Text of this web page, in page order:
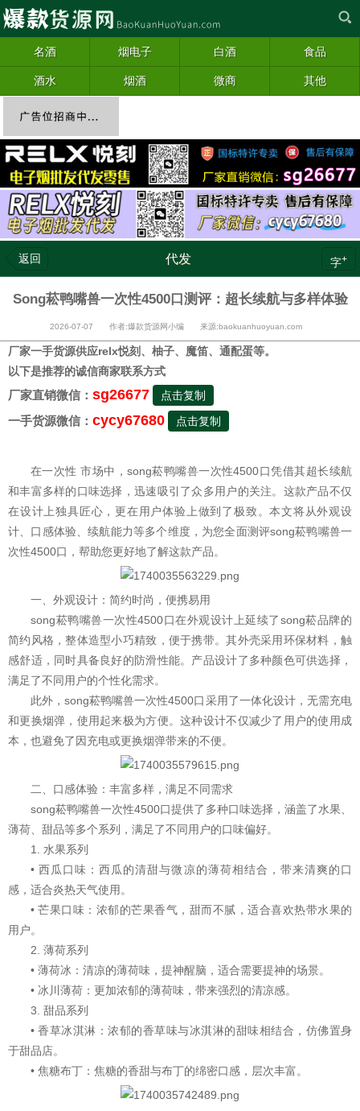
名酒 烟电子 白酒 食品
酒水 烟酒 微商 其他
返回 代发 字+
Song菘鸭嘴兽一次性4500口测评：超长续航与多样体验
2026-07-07 作者:爆款货源网小编 来源:baokuanhuoyuan.com
厂家一手货源供应relx悦刻、柚子、魔笛、通配蛋等。
以下是推荐的诚信商家联系方式
厂家直销微信： sg26677 点击复制
一手货源微信： cycy67680 点击复制
在一次性 市场中，song菘鸭嘴兽一次性4500口凭借其超长续航
和丰富多样的口味选择，迅速吸引了众多用户的关注。这款产品不仅
在设计上独具匠心，更在用户体验上做到了极致。本文将从外观设
计、口感体验、续航能力等多个维度，为您全面测评song菘鸭嘴兽一
次性4500口，帮助您更好地了解这款产品。
一、外观设计：简约时尚，便携易用
song菘鸭嘴兽一次性4500口在外观设计上延续了song菘品牌的
简约风格，整体造型小巧精致，便于携带。其外壳采用环保材料，触
感舒适，同时具备良好的防滑性能。产品设计了多种颜色可供选择，
满足了不同用户的个性化需求。
此外，song菘鸭嘴兽一次性4500口采用了一体化设计，无需充电
和更换烟弹，使用起来极为方便。这种设计不仅减少了用户的使用成
本，也避免了因充电或更换烟弹带来的不便。
二、口感体验：丰富多样，满足不同需求
song菘鸭嘴兽一次性4500口提供了多种口味选择，涵盖了水果、
薄荷、甜品等多个系列，满足了不同用户的口味偏好。
1. 水果系列
• 西瓜口味：西瓜的清甜与微凉的薄荷相结合，带来清爽的口
感，适合炎热天气使用。
• 芒果口味：浓郁的芒果香气，甜而不腻，适合喜欢热带水果的
用户。
2. 薄荷系列
• 薄荷冰：清凉的薄荷味，提神醒脑，适合需要提神的场景。
• 冰川薄荷：更加浓郁的薄荷味，带来强烈的清凉感。
3. 甜品系列
• 香草冰淇淋：浓郁的香草味与冰淇淋的甜味相结合，仿佛置身
于甜品店。
• 焦糖布丁：焦糖的香甜与布丁的绵密口感，层次丰富。